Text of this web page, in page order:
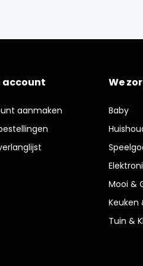
account
aanmaken
We
Baby
Mooi &
Keuken
Tuin &